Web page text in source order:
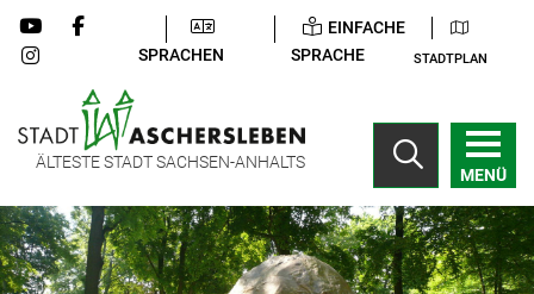
SPRACHEN
EINFACHE
SPRACHE
STADTPLAN
ÄLTESTE STADT SACHSEN-ANHALTS
MENÜ